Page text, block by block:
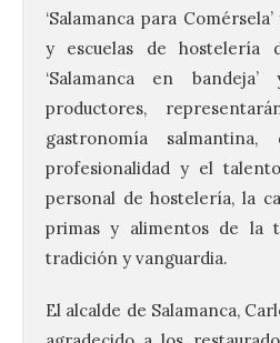
‘Salamanca para
y escuelas de hostelería
‘Salamanca en
productores,
gastronomía
profesionalidad y el
personal de hostelería, la
primas y alimentos de la
tradición y vanguardia.
El alcalde de Salamanca,